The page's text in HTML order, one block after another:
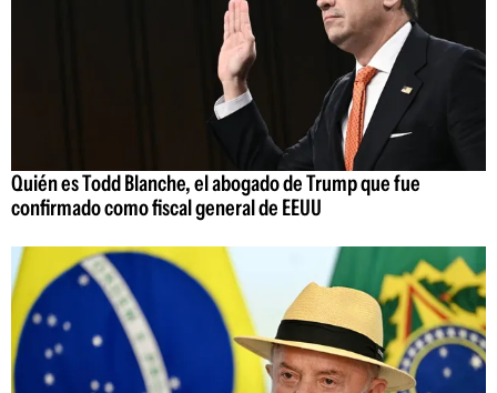
Quién es Todd Blanche, el abogado de Trump que fue
confirmado como fiscal general de EEUU